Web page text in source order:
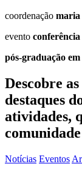
coordenação maria
evento
pós-graduação
Descobre
destaques
atividades,
Notícias Eventos